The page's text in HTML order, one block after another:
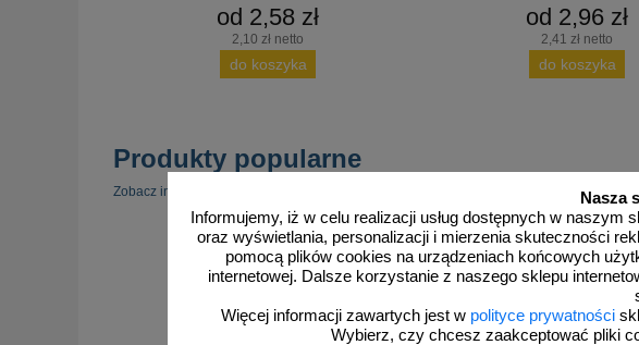
Nasza
Informujemy, iż w celu realizacji usług dostępnych w
oraz wyświetlania, personalizacji i mierzenia skuteczności
pomocą plików cookies na urządzeniach końcowych
internetowej. Dalsze korzystanie z naszego sklepu
Więcej informacji zawartych jest w polityce prywatności
Wybierz, czy chcesz zaakceptować pliki
od 2,58 zł
2,10 zł netto
do koszyka
od 2,96 zł
2,41 zł netto
do koszyka
Produkty popularne
Zobacz inne popularne produkty w tej kategorii.